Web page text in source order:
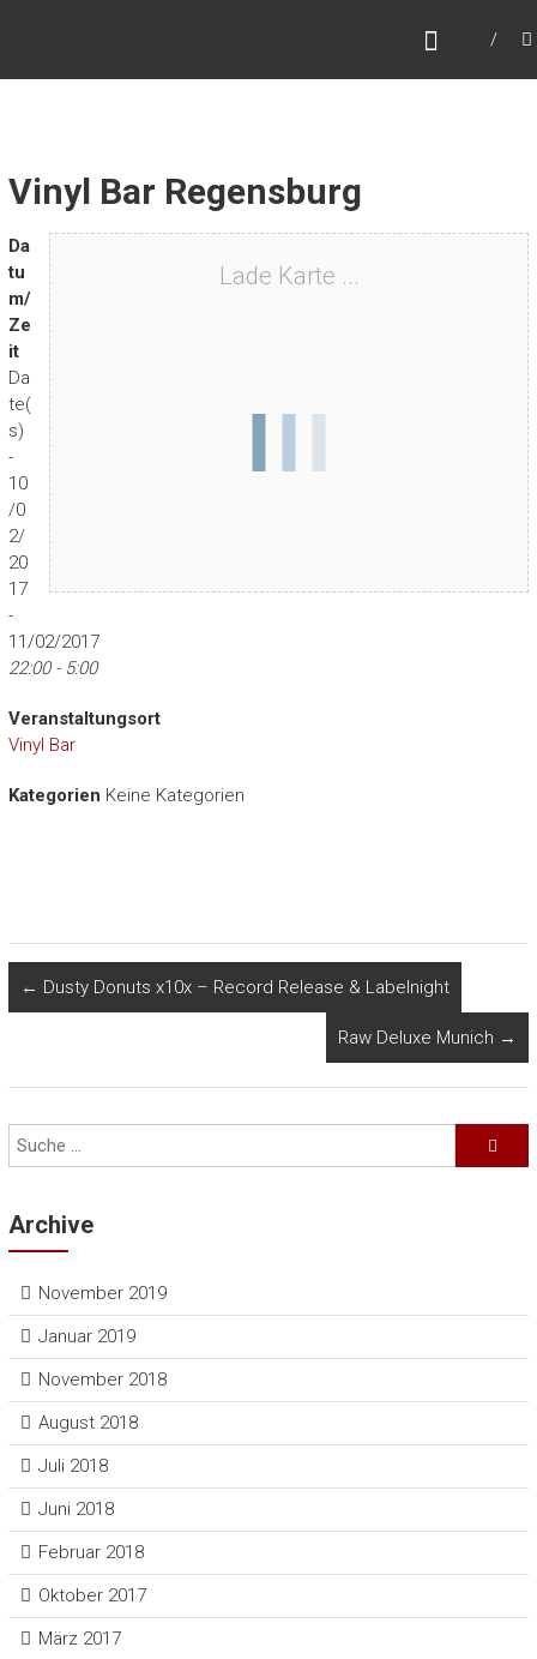
Vinyl Bar Regensburg
Lade Karte ...
Da
tu
m/
Ze
it
Da
te(
s)
-
10
/0
2/
20
17
-
11/02/2017
22:00 - 5:00
Veranstaltungsort
Vinyl Bar
Kategorien Keine Kategorien
← Dusty Donuts x10x – Record Release & Labelnight
Raw Deluxe Munich →
Archive
November 2019
Januar 2019
November 2018
August 2018
Juli 2018
Juni 2018
Februar 2018
Oktober 2017
März 2017